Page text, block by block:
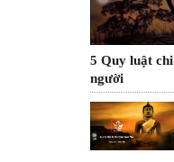
5 Quy luật
người